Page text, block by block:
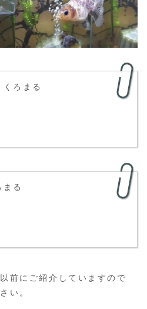
ろまる
る
前にご紹介していますので
い。